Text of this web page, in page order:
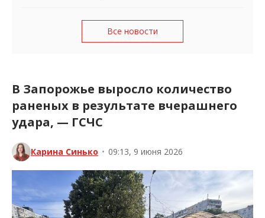
Все новости
В Запорожье выросло количество
раненых в результате вчерашнего
удара, — ГСЧС
Карина Синько • 09:13, 9 июня 2026